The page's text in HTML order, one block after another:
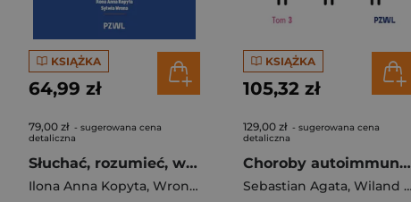
KSIĄŻKA
64,99 zł
79,00 zł - sugerowana cena
detaliczna
Słuchać, rozumieć, wspierać. Skuteczna komunikacja w pediatrii
Ilona Anna Kopyta, Wrona Sylwia
KSIĄŻKA
105,32 zł
129,00 zł - sugerowana cena
detaliczna
Choroby autoimmunizacyjne w praktyce ambulatoryjnej. Tom 3
Sebastian Agata, Wiland Piotr